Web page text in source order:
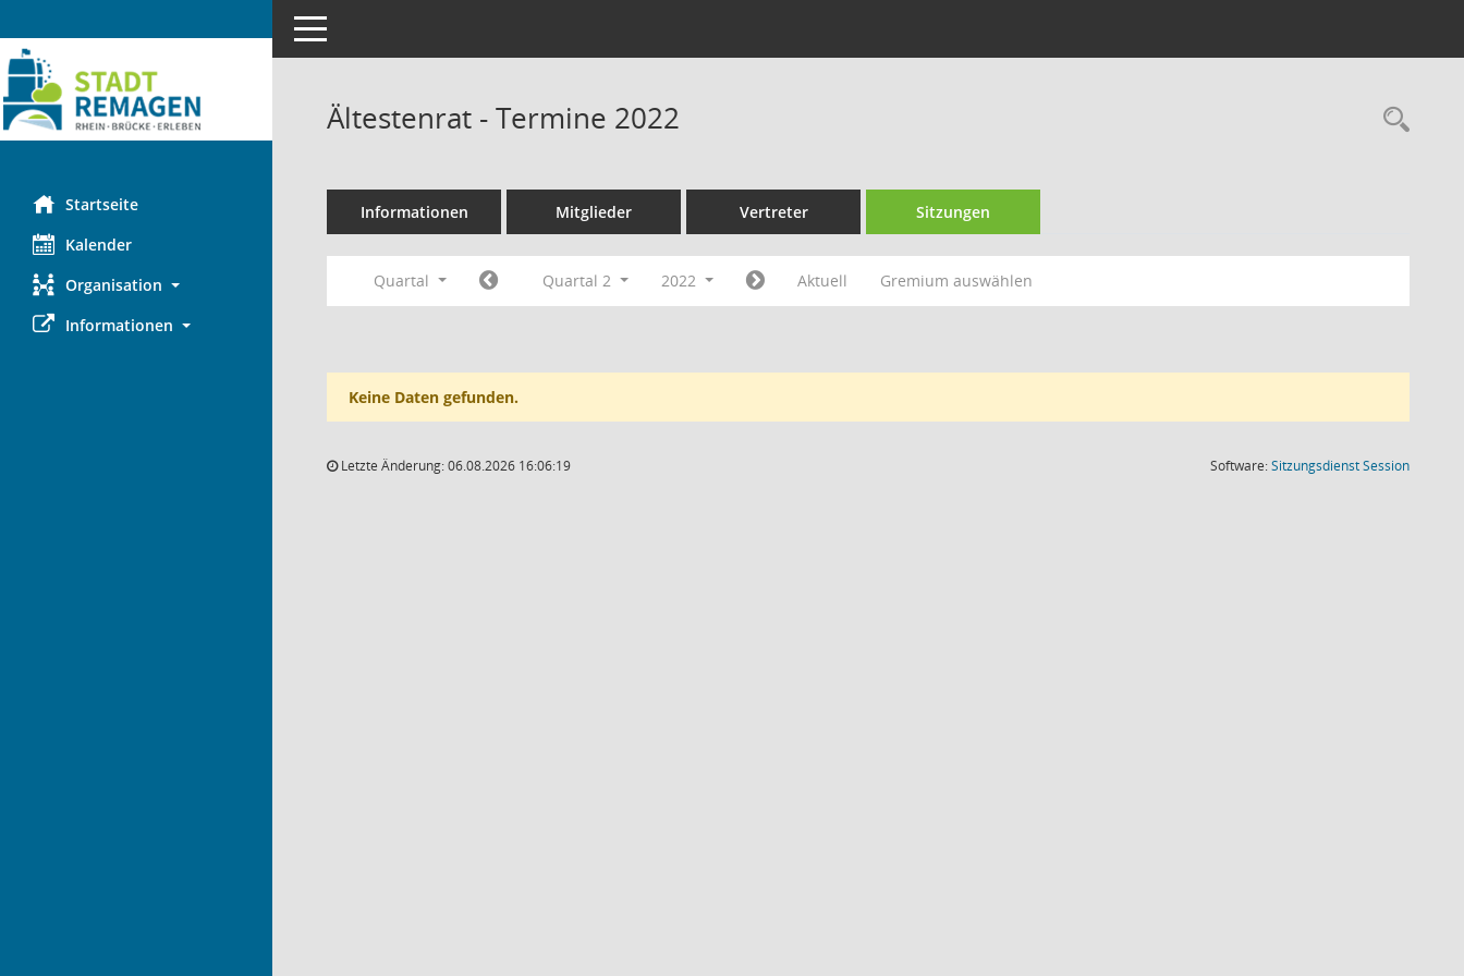
Startseite
Kalender
Organisation
Informationen
Toggle navigation
Ältestenrat - Termine 2022
Informationen Mitglieder Vertreter Sitzungen
Quartal Quartal 2 2022 Aktuell Gremium auswählen
Keine Daten gefunden.
Letzte Änderung: 06.08.2026 16:06:19 Software:SitzungsdienstSession(Wird in